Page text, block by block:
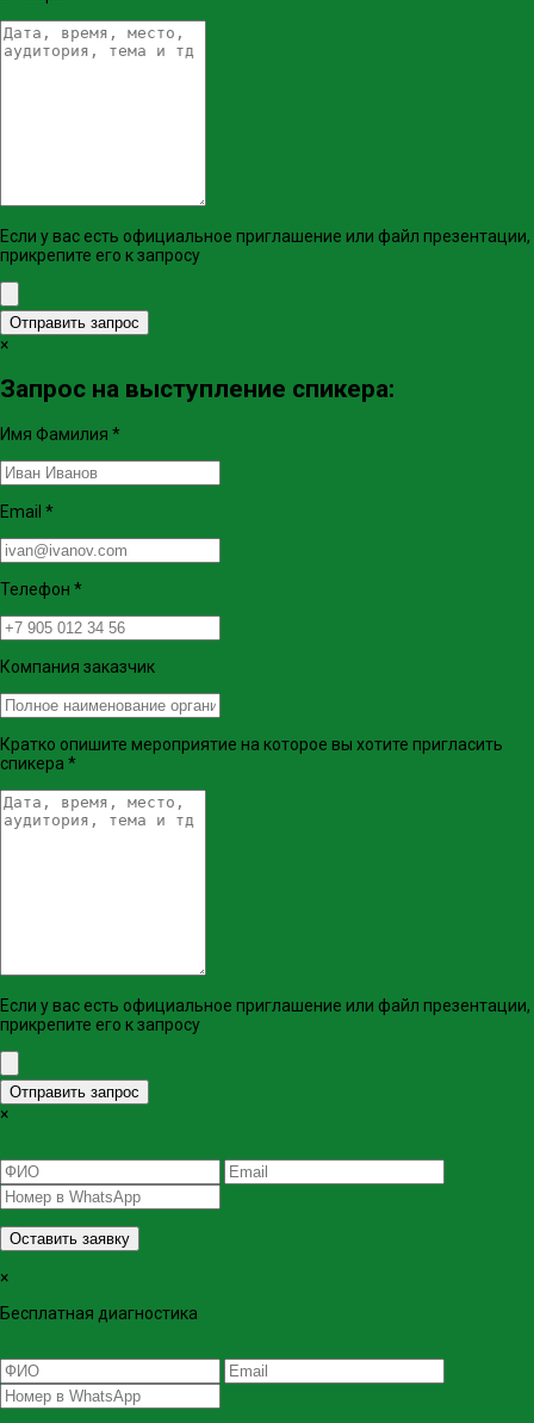
Если у вас есть официальное приглашение или файл презентации,
прикрепите его к запросу
Отправить запрос
×
Запрос на выступление спикера:
Имя Фамилия *
Email *
Телефон *
Компания заказчик
Кратко опишите мероприятие на которое вы хотите пригласить
спикера *
Если у вас есть официальное приглашение или файл презентации,
прикрепите его к запросу
Отправить запрос
×
Оставить заявку
×
Бесплатная диагностика